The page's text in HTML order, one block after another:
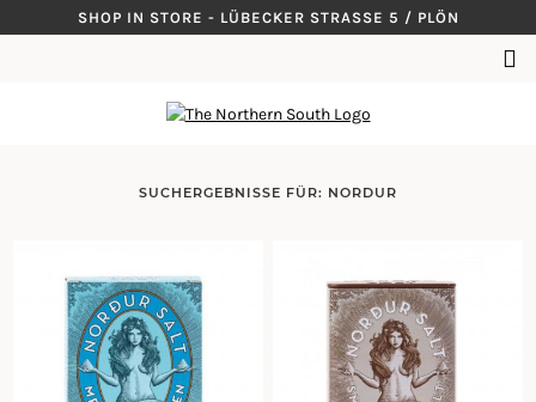
to
SHOP IN STORE - LÜBECKER STRASSE 5 / PLÖN
SUCHEN
SUCHERGEBNISSE FÜR: NORDUR